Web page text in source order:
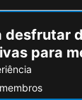
desfrutar
para